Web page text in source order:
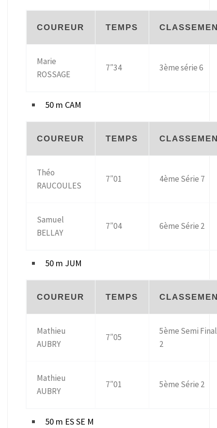
COUREUR TEMPS
Marie
ROSSAGE
7″34 3ème série 6
50 m CAM
COUREUR TEMPS
Théo
RAUCOULES
7″01 4ème Série 7
Samuel
BELLAY
7″04 6ème Série 2
50 m JUM
COUREUR TEMPS
Mathieu
AUBRY
7″05
5ème Semi
2
Mathieu
AUBRY
7″01 5ème Série 2
50 m ES SE M